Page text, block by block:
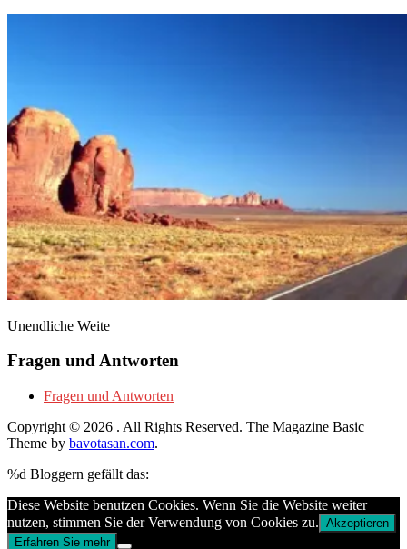
Unendliche Weite
Fragen und Antworten
Fragen und Antworten
Copyright © 2026 . All Rights Reserved. The Magazine Basic
Theme by bavotasan.com.
%d Bloggern gefällt das:
Diese Website benutzen Cookies. Wenn Sie die Website weiter
nutzen, stimmen Sie der Verwendung von Cookies zu. Akzeptieren
Erfahren Sie mehr